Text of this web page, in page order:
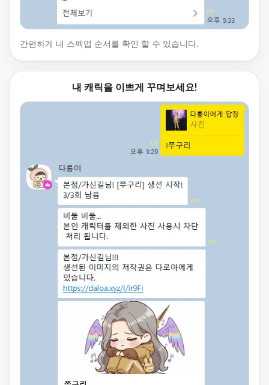
간편하게 내 스펙업 순서를 확인 할 수 있습니다.
내 캐릭을 이쁘게 꾸며보세요!